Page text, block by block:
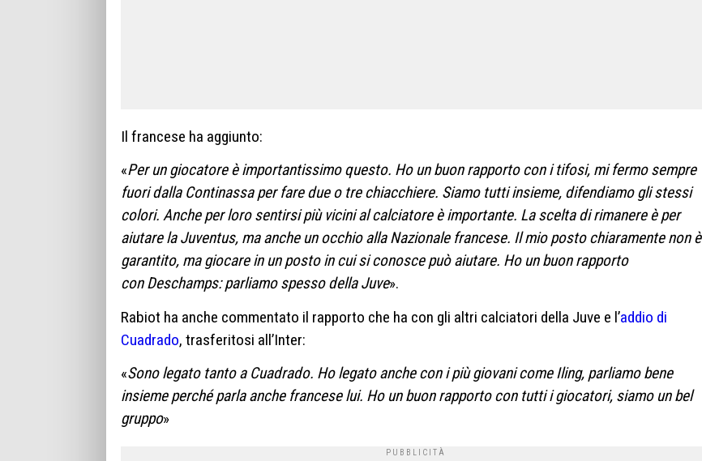
Il francese ha aggiunto:
«Per un giocatore è importantissimo questo. Ho un buon rapporto con i tifosi, mi fermo sempre
fuori dalla Continassa per fare due o tre chiacchiere. Siamo tutti insieme, difendiamo gli stessi
colori. Anche per loro sentirsi più vicini al calciatore è importante. La scelta di rimanere è per
aiutare la Juventus, ma anche un occhio alla Nazionale francese. Il mio posto chiaramente non è
garantito, ma giocare in un posto in cui si conosce può aiutare. Ho un buon rapporto
con Deschamps: parliamo spesso della Juve».
Rabiot ha anche commentato il rapporto che ha con gli altri calciatori della Juve e l’addio di
Cuadrado, trasferitosi all’Inter:
«Sono legato tanto a Cuadrado. Ho legatoanche con i più giovani come Iling, parliamo bene
insieme perché parla anche francese lui. Ho un buon rapporto con tutti i giocatori, siamo un bel
gruppo»